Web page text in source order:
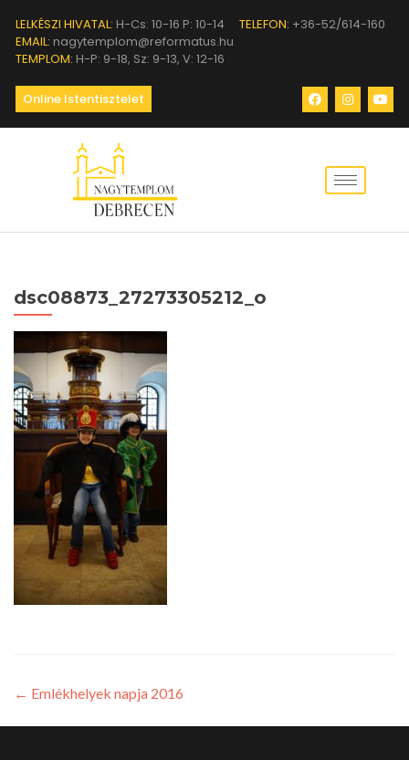
LELKÉSZI HIVATAL: H-Cs: 10-16 P: 10-14 TELEFON: +36-52/614-160
EMAIL: nagytemplom@reformatus.hu
TEMPLOM: H-P: 9-18, Sz: 9-13, V: 12-16
Online Istentisztelet
dsc08873_27273305212_o
← Emlékhelyek napja 2016